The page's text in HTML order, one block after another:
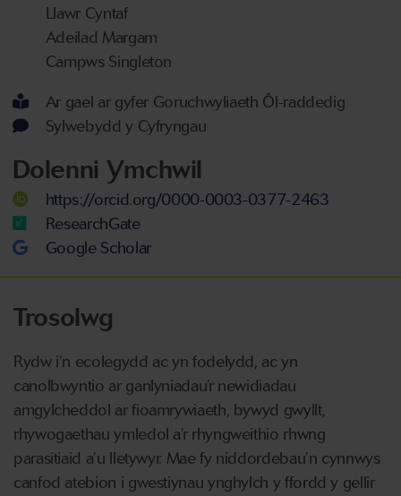
Llawr Cyntaf
Adeilad Margam
Campws Singleton
Ar gael ar gyfer Goruchwyliaeth Ôl-raddedig
Sylwebydd y Cyfryngau
Dolenni Ymchwil
https://orcid.org/0000-0003-0377-2463
ResearchGate
Google Scholar
Trosolwg
Rydw i’n ecolegydd ac yn fodelydd, ac yn
canolbwyntio ar ganlyniadau’r newidiadau
amgylcheddol ar fioamrywiaeth, bywyd gwyllt,
rhywogaethau ymledol a’r rhyngweithio rhwng
parasitiaid a’u lletywyr. Mae fy niddordebau’n cynnwys
canfod atebion i gwestiynau ynghylch y ffordd y gellir